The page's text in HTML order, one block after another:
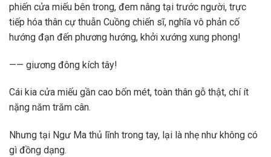
phiến cửa miếu bên trong, đem nâng tại trước người, trực
tiếp hóa thân cự thuẫn Cuồng chiến sĩ, nghĩa vô phản cố
hướng đạn đến phương hướng, khởi xướng xung phong!
—— giương đông kích tây!
Cái kia cửa miếu gần cao bốn mét, toàn thân gỗ thật, chí ít
nặng năm trăm cân.
Nhưng tại Ngư Ma thủ lĩnh trong tay, lại là nhẹ như không có
gì đồng dạng.